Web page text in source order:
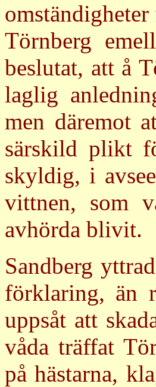
Törnberg
beslutat, att å
laglig
men däremot
särskild plikt
skyldig, i
vittnen, som
avhörda blivit.
Sandberg
förklaring, än
uppsåt att
våda träffat
på hästarna,